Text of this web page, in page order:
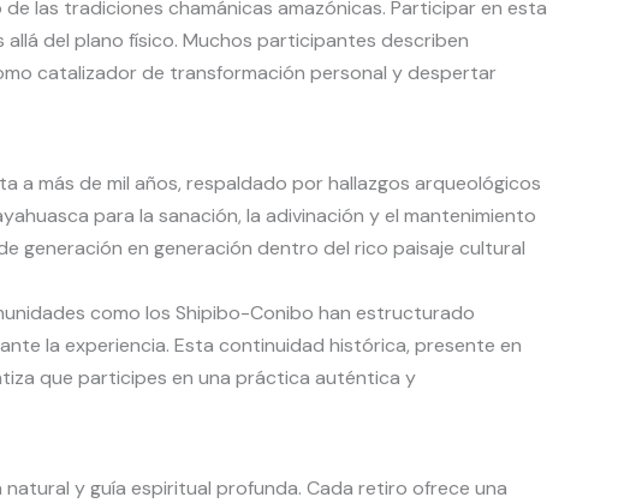
las tradiciones chamánicas amazónicas. Participar en esta
del plano físico. Muchos participantes describen
catalizador de transformación personal y despertar
a más de mil años, respaldado por hallazgos arqueológicos
para la sanación, la adivinación y el mantenimiento
generación en generación dentro del rico paisaje cultural
como los Shipibo-Conibo han estructurado
la experiencia. Esta continuidad histórica, presente en
que participes en una práctica auténtica y
y guía espiritual profunda. Cada retiro ofrece una